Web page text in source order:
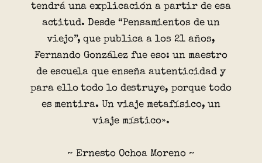
tendrá una explicación a partir de esa
actitud. Desde “Pensamientos de un
viejo”, que publica a los 21 años,
Fernando González fue eso: un maestro
de escuela que enseña autenticidad y
para ello todo lo destruye, porque todo
es mentira. Un viaje metafísico, un
viaje místico».
~ Ernesto Ochoa Moreno ~